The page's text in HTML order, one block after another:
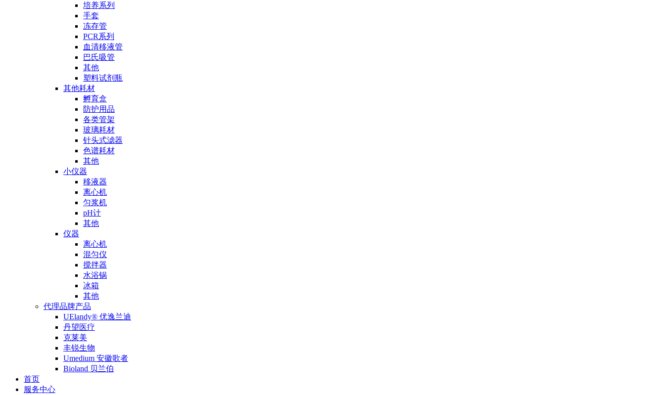
培养系列
手套
冻存管
PCR系列
血清移液管
巴氏吸管
其他
塑料试剂瓶
其他耗材
孵育盒
防护用品
各类管架
玻璃耗材
针头式滤器
色谱耗材
其他
小仪器
移液器
离心机
匀浆机
pH计
其他
仪器
离心机
混匀仪
搅拌器
水浴锅
冰箱
其他
代理品牌产品
UElandy® 优逸兰迪
丹望医疗
克莱美
丰锐生物
Umedium 安徽歌者
Bioland 贝兰伯
首页
服务中心